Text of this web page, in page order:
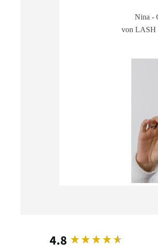
Nina -
von LASH
4.8
New content loaded